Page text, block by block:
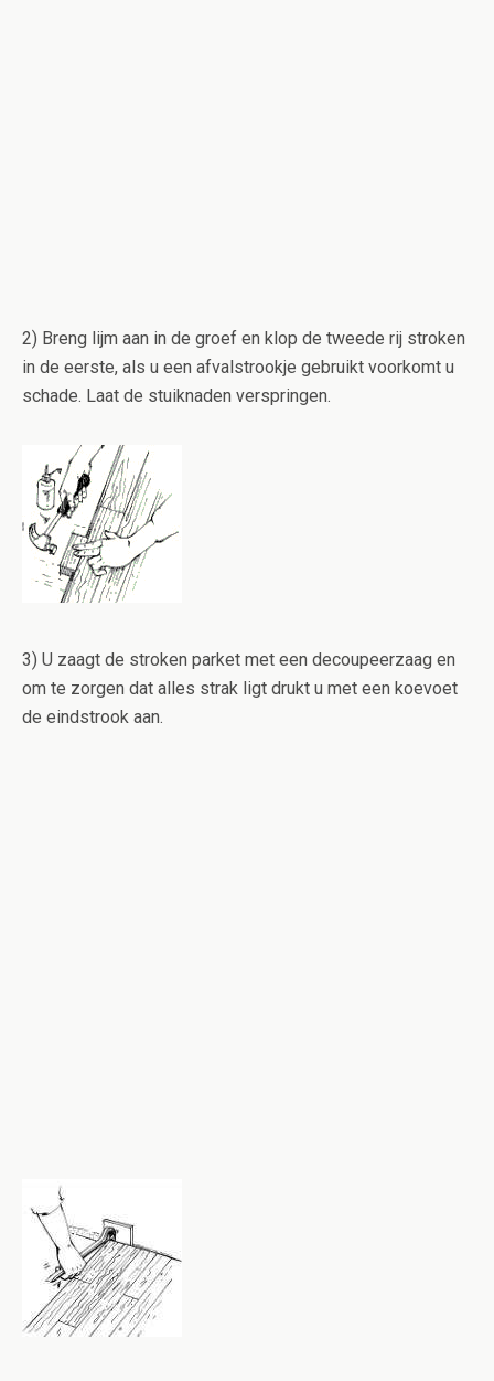
2) Breng lijm aan in de groef en klop de tweede rij stroken
in de eerste, als u een afvalstrookje gebruikt voorkomt u
schade. Laat de stuiknaden verspringen.
3) U zaagt de stroken parket met een decoupeerzaag en
om te zorgen dat alles strak ligt drukt u met een koevoet
de eindstrook aan.